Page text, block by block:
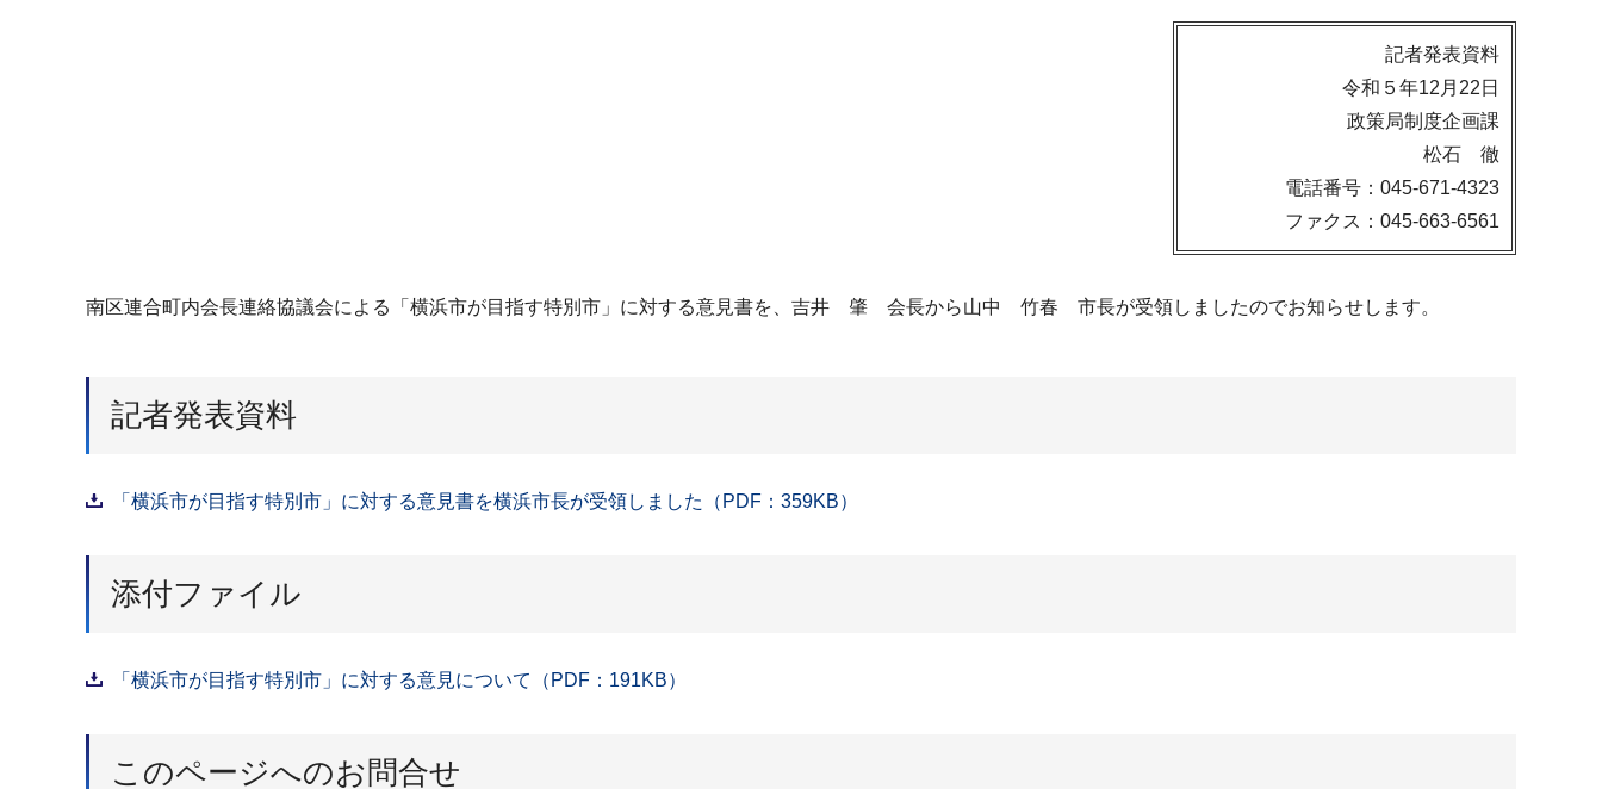
記者発表資料
令和５年12月22日
政策局制度企画課
松石 徹
電話番号：045-671-4323
ファクス：045-663-6561
南区連合町内会長連絡協議会による「横浜市が目指す特別市」に対する意見書を、吉井 肇 会長から山中 竹春 市長が受領しましたのでお知らせします。
記者発表資料
「横浜市が目指す特別市」に対する意見書を横浜市長が受領しました（PDF：359KB）
添付ファイル
「横浜市が目指す特別市」に対する意見について（PDF：191KB）
このページへのお問合せ